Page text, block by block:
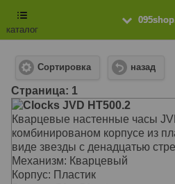
каталог
Сортировка назад
Cтраница: 1
Clocks JVD HT500.2
Кварцевые настенные часы
комбинированом корпусе из
виде звезды с денадцатью
Механизм: Кварцевый
Корпус: Пластик